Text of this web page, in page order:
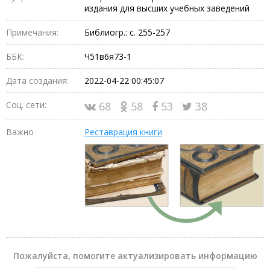
издания для высших учебных заведений
Примечания: Библиогр.: с. 255-257
ББК: Ч51в6я73-1
Дата создания: 2022-04-22 00:45:07
Соц. сети: 68 58 53 38
Важно Реставрация книги
Пожалуйста, помогите актуализировать информацию